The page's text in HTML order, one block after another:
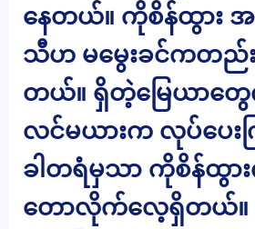
နေတယ်။ ကိုစိန်ထွား
သီဟ မမွေးခင်ကတည်
တယ်။ ရှိတဲ့မြေယာ
လင်မယားက လုပ်ပေ
ခါတရံမှသာ ကိုစိန်ထွ
တောလိုက်လေ့ရှိတယ်။